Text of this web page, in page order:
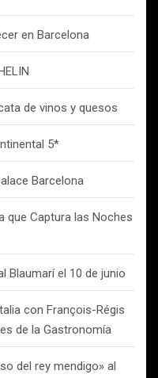
en Barcelona
de vinos y quesos
5*
Barcelona
que Captura las Noches
Blaumarí el 10 de junio
con François-Régis
de la Gastronomía
del rey mendigo» al